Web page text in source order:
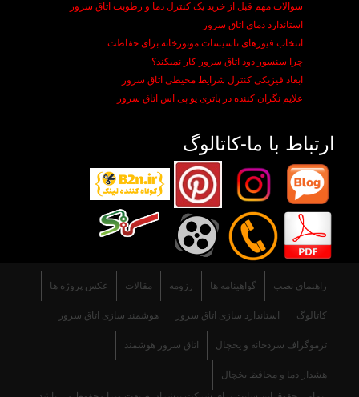
سوالات مهم قبل از خرید یک کنترل دما و رطوبت اتاق سرور
استاندارد دمای اتاق سرور
انتخاب فیوزهای تاسیسات موتورخانه برای حفاظت
چرا سنسور دود اتاق سرور کار نمیکند؟
ابعاد فیزیکی کنترل شرایط محیطی اتاق سرور
علایم نگران کننده در باتری یو پی اس اتاق سرور
ارتباط با ما-کاتالوگ
راهنمای نصب گواهينامه ها رزومه مقالات عکس پروژه ها
کاتالوگ استاندارد سازی اتاق سرور هوشمند سازی اتاق سرور
ترموگراف سردخانه و یخچال اتاق سرور هوشمند
هشدار دما و محافظ یخچال